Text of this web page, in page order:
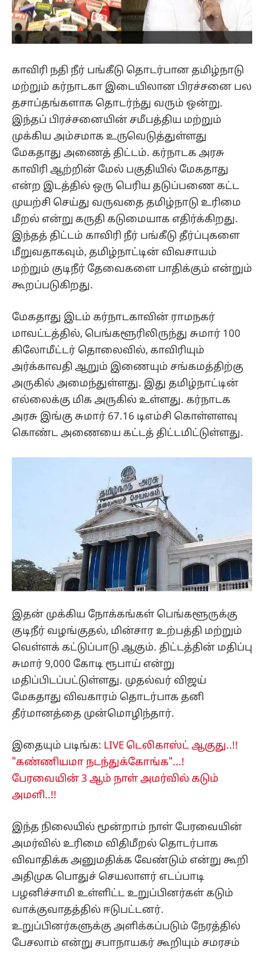
காவிரி நதி நீர் பங்கீடு தொடர்பான தமிழ்நாடு
மற்றும் கர்நாடகா இடையிலான பிரச்சனை பல
தசாப்தங்களாக தொடர்ந்து வரும் ஒன்று.
இந்தப் பிரச்சனையின் சமீபத்திய மற்றும்
முக்கிய அம்சமாக உருவெடுத்துள்ளது
மேகதாது அணைத் திட்டம். கர்நாடக அரசு
காவிரி ஆற்றின் மேல் பகுதியில் மேகதாது
என்ற இடத்தில் ஒரு பெரிய தடுப்பணை கட்ட
முயற்சி செய்து வருவதை தமிழ்நாடு உரிமை
மீறல் என்று கருதி கடுமையாக எதிர்க்கிறது.
இந்தத் திட்டம் காவிரி நீர் பங்கீடு தீர்ப்புகளை
மீறுவதாகவும், தமிழ்நாட்டின் விவசாயம்
மற்றும் குடிநீர் தேவைகளை பாதிக்கும் என்றும்
கூறப்படுகிறது.
மேகதாது இடம் கர்நாடகாவின் ராமநகர்
மாவட்டத்தில், பெங்களூரிலிருந்து சுமார் 100
கிலோமீட்டர் தொலைவில், காவிரியும்
அர்க்காவதி ஆறும் இணையும் சங்கமத்திற்கு
அருகில் அமைந்துள்ளது. இது தமிழ்நாட்டின்
எல்லைக்கு மிக அருகில் உள்ளது. கர்நாடக
அரசு இங்கு சுமார் 67.16 டிஎம்சி கொள்ளளவு
கொண்ட அணையை கட்டத் திட்டமிட்டுள்ளது.
இதன் முக்கிய நோக்கங்கள் பெங்களூருக்கு
குடிநீர் வழங்குதல், மின்சார உற்பத்தி மற்றும்
வெள்ளக் கட்டுப்பாடு ஆகும். திட்டத்தின் மதிப்பு
சுமார் 9,000 கோடி ரூபாய் என்று
மதிப்பிடப்பட்டுள்ளது. முதல்வர் விஜய்
மேகதாது விவகாரம் தொடர்பாக தனி
தீர்மானத்தை முன்மொழிந்தார்.
இதையும் படிங்க: LIVE டெலிகாஸ்ட் ஆகுது..!!
"கண்ணியமா நடந்துக்கோங்க"...!
பேரவையின் 3 ஆம் நாள் அமர்வில் கடும்
அமளி..!!
இந்த நிலையில் மூன்றாம் நாள் பேரவையின்
அமர்வில் உரிமை விதிமீறல் தொடர்பாக
விவாதிக்க அனுமதிக்க வேண்டும் என்று கூறி
அதிமுக பொதுச் செயலாளர் எடப்பாடி
பழனிச்சாமி உள்ளிட்ட உறுப்பினர்கள் கடும்
வாக்குவாதத்தில் ஈடுபட்டனர்.
உறுப்பினர்களுக்கு அளிக்கப்படும் நேரத்தில்
பேசலாம் என்று சபாநாயகர் கூறியும் சமரசம்